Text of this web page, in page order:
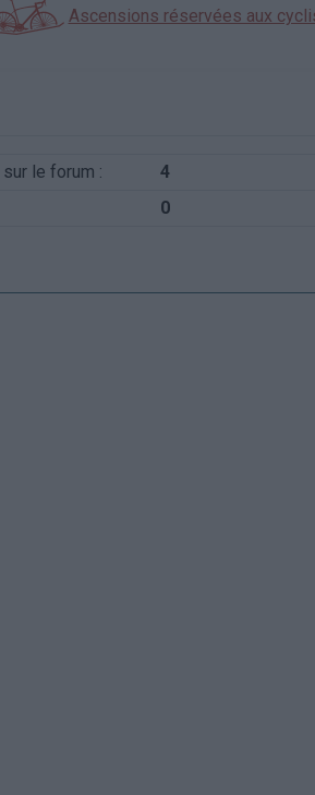
Ascensions réservées aux
le forum :
4
0